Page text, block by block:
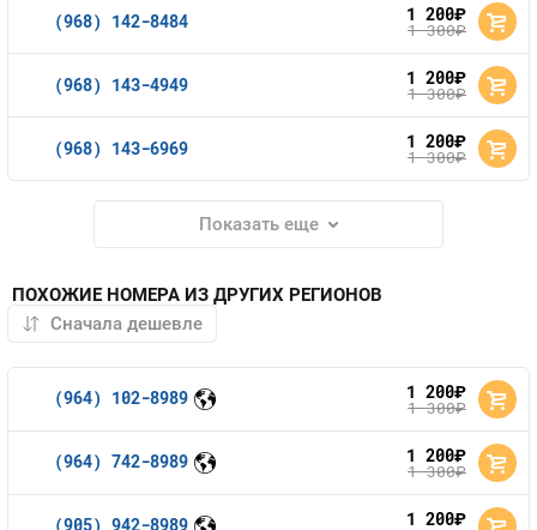
(968) 142-8484 1 200руб.
1 300руб.
(968) 143-4949 1 200руб.
1 300руб.
(968) 143-6969 1 200руб.
1 300руб.
Показать еще
ПОХОЖИЕ НОМЕРА ИЗ ДРУГИХ РЕГИОНОВ
(964) 102-8989 1 200руб.
1 300руб.
(964) 742-8989 1 200руб.
1 300руб.
(905) 942-8989 1 200руб.